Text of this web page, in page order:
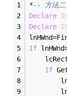
*-- 方法二
Declare
Declare
lnHWnd=
If lnHWnd
If